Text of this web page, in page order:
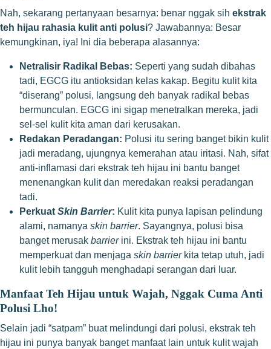
Nah, sekarang pertanyaan besarnya: benar nggak sih ekstrak
teh hijau rahasia kulit anti polusi? Jawabannya: Besar
kemungkinan, iya! Ini dia beberapa alasannya:
Netralisir Radikal Bebas: Seperti yang sudah dibahas
tadi, EGCG itu antioksidan kelas kakap. Begitu kulit kita
“diserang” polusi, langsung deh banyak radikal bebas
bermunculan. EGCG ini sigap menetralkan mereka, jadi
sel-sel kulit kita aman dari kerusakan.
Redakan Peradangan: Polusi itu sering banget bikin kulit
jadi meradang, ujungnya kemerahan atau iritasi. Nah, sifat
anti-inflamasi dari ekstrak teh hijau ini bantu banget
menenangkan kulit dan meredakan reaksi peradangan
tadi.
Perkuat Skin Barrier: Kulit kita punya lapisan pelindung
alami, namanya skin barrier. Sayangnya, polusi bisa
banget merusak barrierini. Ekstrak teh hijau ini bantu
memperkuat dan menjaga skin barrierkita tetap utuh, jadi
kulit lebih tangguh menghadapi serangan dari luar.
Manfaat Teh Hijau untuk Wajah, Nggak Cuma Anti
Polusi Lho!
Selain jadi “satpam” buat melindungi dari polusi, ekstrak teh
hijau ini punya banyak banget manfaat lain untuk kulit wajah